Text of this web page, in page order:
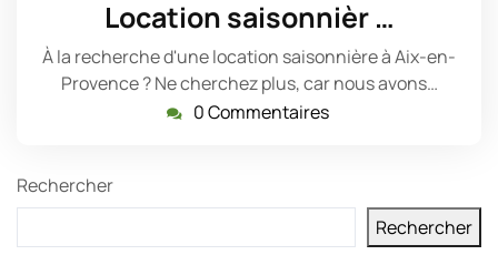
2023
Location saisonnièr …
À la recherche d'une location saisonnière à Aix-en-
Provence ? Ne cherchez plus, car nous avons…
0 Commentaires
Rechercher
Rechercher